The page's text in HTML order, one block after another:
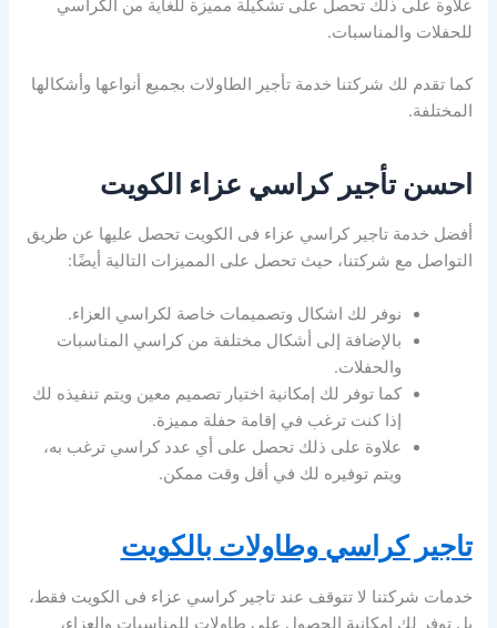
علاوة على ذلك تحصل على تشكيلة مميزة للغاية من الكراسي
للحفلات والمناسبات.
كما تقدم لك شركتنا خدمة تأجير الطاولات بجميع أنواعها وأشكالها
المختلفة.
احسن تأجير كراسي عزاء الكويت
أفضل خدمة تاجير كراسي عزاء فى الكويت تحصل عليها عن طريق
التواصل مع شركتنا، حيث تحصل على المميزات التالية أيضًا:
نوفر لك اشكال وتصميمات خاصة لكراسي العزاء.
بالإضافة إلى أشكال مختلفة من كراسي المناسبات
والحفلات.
كما توفر لك إمكانية اختيار تصميم معين ويتم تنفيذه لك
إذا كنت ترغب في إقامة حفلة مميزة.
علاوة على ذلك تحصل على أي عدد كراسي ترغب به،
ويتم توفيره لك في أقل وقت ممكن.
تاجير كراسي وطاولات بالكويت
خدمات شركتنا لا تتوقف عند تاجير كراسي عزاء فى الكويت فقط،
بل توفر لك إمكانية الحصول على طاولات للمناسبات والعزاء،